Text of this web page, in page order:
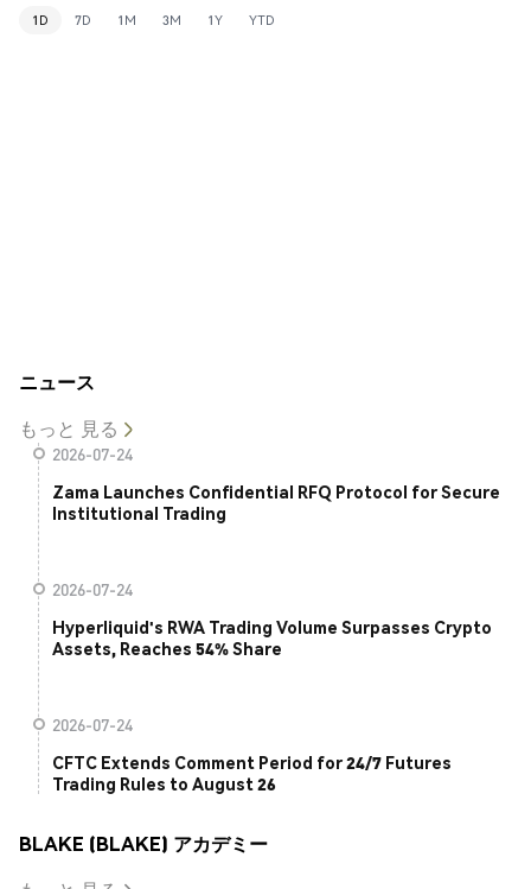
1D 7D 1M 3M 1Y YTD
ニュース
もっと 見る
2026-07-24
Zama Launches Confidential RFQ Protocol for Secure
Institutional Trading
2026-07-24
Hyperliquid's RWA Trading Volume Surpasses Crypto
Assets, Reaches 54% Share
2026-07-24
CFTC Extends Comment Period for 24/7 Futures
Trading Rules to August 26
BLAKE (BLAKE) アカデミー